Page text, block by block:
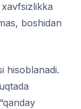
boshidan
hisoblanadi.